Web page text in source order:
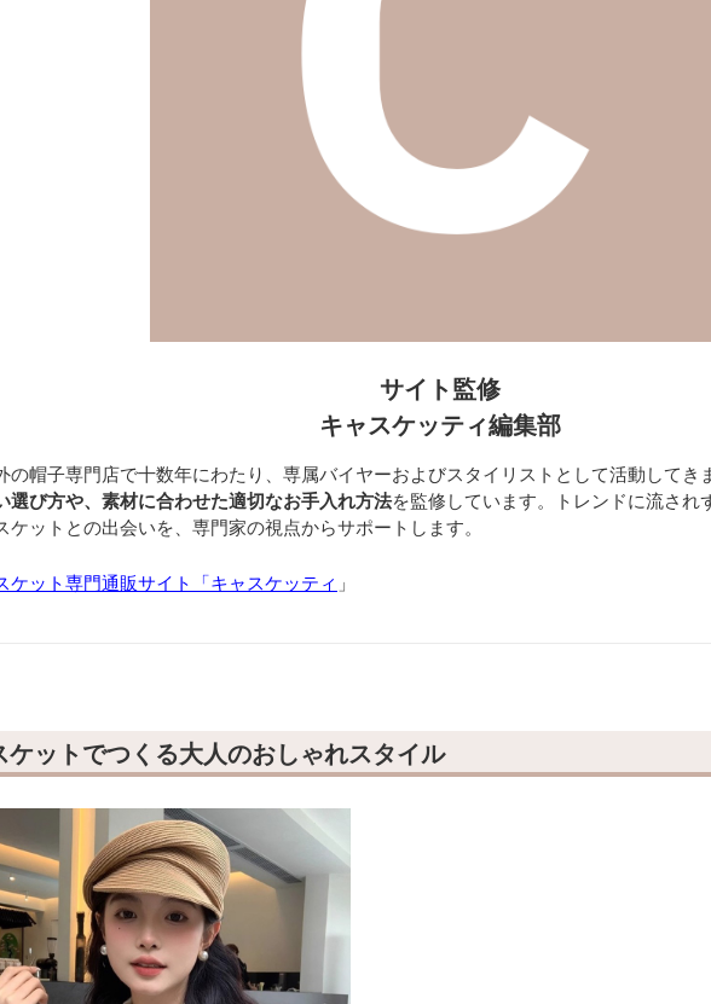
サイト監修
キャスケッティ編集部
の帽子専門店で十数年にわたり、専属バイヤーおよびスタイリストとして活動してき
選び方や、素材に合わせた適切なお手入れ方法を監修しています。トレンドに流され
ケットとの出会いを、専門家の視点からサポートします。
ケット専門通販サイト「キャスケッティ 」
ケットでつくる大人のおしゃれスタイル